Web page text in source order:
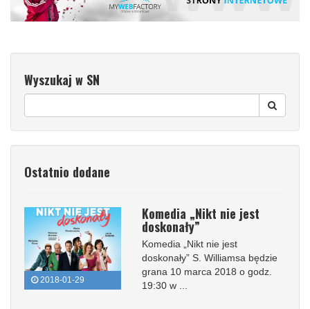
Wyszukaj w SN
Ostatnio dodane
2018-01-29
Komedia „Nikt nie jest
doskonały”
Komedia „Nikt nie jest
doskonały” S. Williamsa będzie
grana 10 marca 2018 o godz.
19:30 w ...